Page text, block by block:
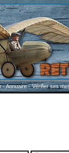
-Annuaire-Vérifier ses